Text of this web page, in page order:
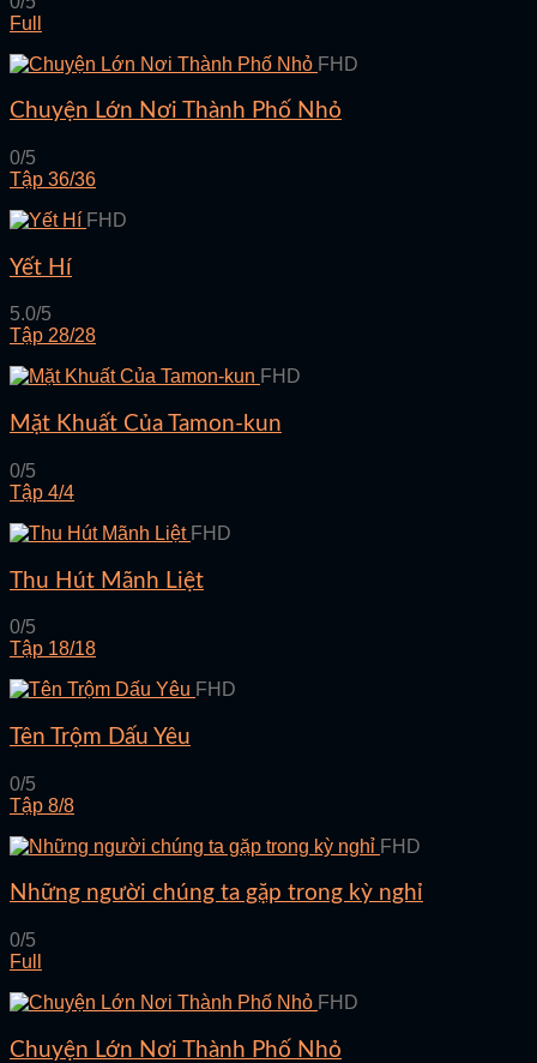
Full
FHD
Chuyện Lớn Nơi Thành Phố Nhỏ
0/5
Tập 36/36
FHD
Yết Hí
5.0/5
Tập 28/28
FHD
Mặt Khuất Của Tamon-kun
0/5
Tập 4/4
FHD
Thu Hút Mãnh Liệt
0/5
Tập 18/18
FHD
Tên Trộm Dấu Yêu
0/5
Tập 8/8
FHD
Những người chúng ta gặp trong kỳ nghỉ
0/5
Full
FHD
Chuyện Lớn Nơi Thành Phố Nhỏ